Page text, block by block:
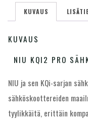
KUVAUS
KUVAUS
NIU KQI2 PRO
NIU ja sen KQi-sarjan
sähköskoottereiden
tyylikkäitä, erittäin